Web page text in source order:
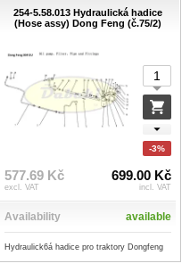
254-5.58.013 Hydraulická hadice
(Hose assy) Dong Feng (č.75/2)
-3%
577.69 Kč
excl. VAT
699.00 Kč
incl. VAT
Availability available
Hydraulick6á hadice pro traktory Dongfeng